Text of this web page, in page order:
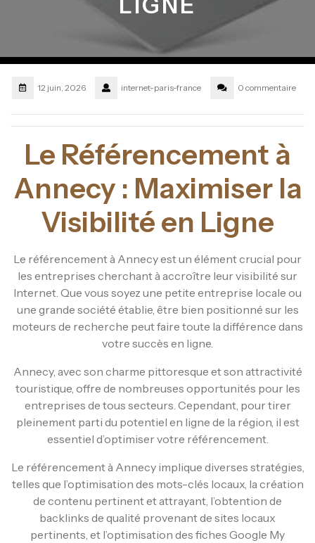
12 juin, 2026 internet-paris-france 0 commentaire
Le Référencement à
Annecy : Maximiser la
Visibilité en Ligne
Le référencement à Annecy est un élément crucial pour
les entreprises cherchant à accroître leur visibilité sur
Internet. Que vous soyez une petite entreprise locale ou
une grande société établie, être bien positionné sur les
moteurs de recherche peut faire toute la différence dans
votre succès en ligne.
Annecy, avec son charme pittoresque et son attractivité
touristique, offre de nombreuses opportunités pour les
entreprises de tous secteurs. Cependant, pour tirer
pleinement parti du potentiel en ligne de la région, il est
essentiel d’optimiser votre référencement.
Le référencement à Annecy implique diverses stratégies,
telles que l’optimisation des mots-clés locaux, la création
de contenu pertinent et attrayant, l’obtention de
backlinks de qualité provenant de sites locaux
pertinents, et l’optimisation des fiches Google My